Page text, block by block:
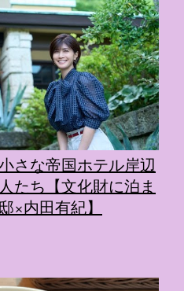
さな帝国ホテル岸辺
たち【文化財に泊ま
内田有紀】